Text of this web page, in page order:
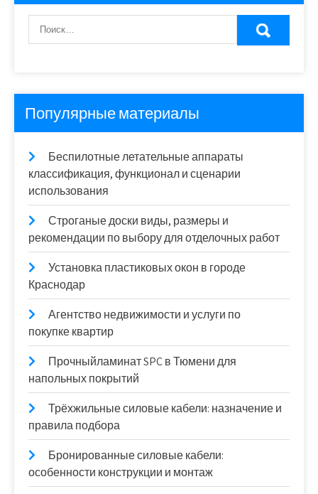
Популярные материалы
Беспилотные летательные аппараты
классификация, функционал и сценарии
использования
Строганые доски виды, размеры и
рекомендации по выбору для отделочных работ
Установка пластиковых окон в городе
Краснодар
Агентство недвижимости и услуги по
покупке квартир
Прочныйламинат SPC в Тюмени для
напольных покрытий
Трёхжильные силовые кабели: назначение и
правила подбора
Бронированные силовые кабели:
особенности конструкции и монтаж